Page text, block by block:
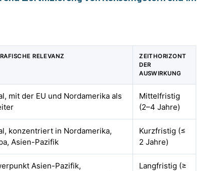
RELEVANZ
ZEITHORIZONT
DER
AUSWIRKUNG
mit der EU und Nordamerika als
Mittelfristig
(2–4 Jahre)
konzentriert in Nordamerika,
Asien-Pazifik
Kurzfristig (≤
2 Jahre)
Asien-Pazifik,
Langfristig (≥